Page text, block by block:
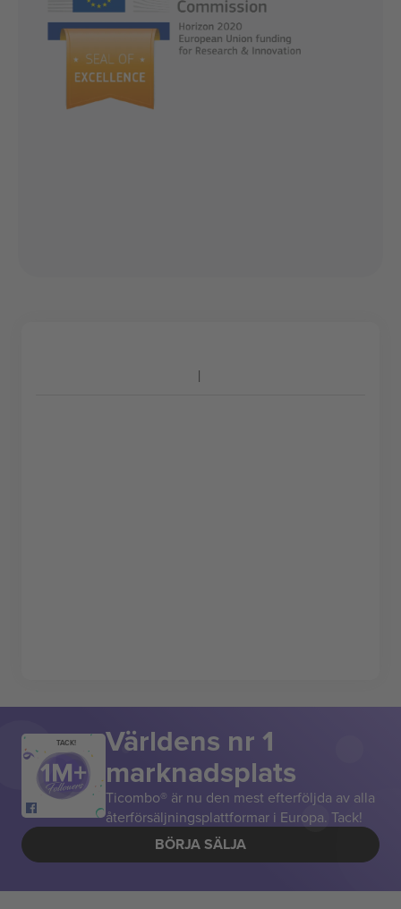
TACK! Världens nr 1
marknadsplats
Ticombo® är nu den mest efterföljda av alla
återförsäljningsplattformar i Europa. Tack!
BÖRJA SÄLJA